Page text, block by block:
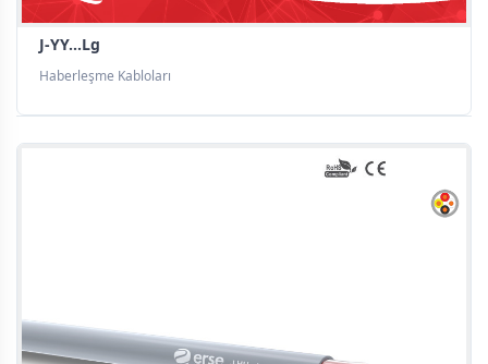
J-YY...Lg
Haberleşme Kabloları